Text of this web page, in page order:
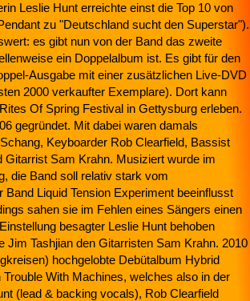
Leslie Hunt erreichte einst die Top 10 von
zu "Deutschland sucht den Superstar").
es gibt nun von der Band das zweite
ein Doppelalbum ist. Es gibt für den
Ausgabe mit einer zusätzlichen Live-DVD
2000 verkaufter Exemplare). Dort kann
Of Spring Festival in Gettysburg erleben.
gegründet. Mit dabei waren damals
Keyboarder Rob Clearfield, Bassist
Gitarrist Sam Krahn. Musiziert wurde im
die Band soll relativ stark vom
Band Liquid Tension Experiment beeinflusst
sahen sie im Fehlen eines Sängers einen
besagter Leslie Hunt behoben
Jim Tashjian den Gitarristen Sam Krahn. 2010
hochgelobte Debütalbum Hybrid
Trouble With Machines, welches also in der
(lead & backing vocals), Rob Clearfield